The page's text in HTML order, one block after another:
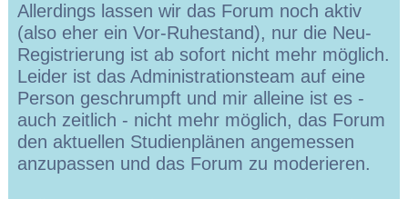
Allerdings lassen wir das Forum noch aktiv
(also eher ein Vor-Ruhestand), nur die Neu-
Registrierung ist ab sofort nicht mehr möglich.
Leider ist das Administrationsteam auf eine
Person geschrumpft und mir alleine ist es -
auch zeitlich - nicht mehr möglich, das Forum
den aktuellen Studienplänen angemessen
anzupassen und das Forum zu moderieren.